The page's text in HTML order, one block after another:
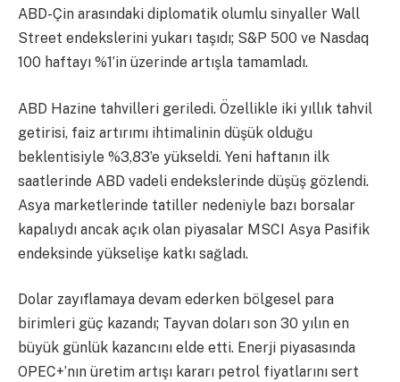
ABD-Çin arasındaki diplomatik olumlu sinyaller Wall
Street endekslerini yukarı taşıdı; S&P 500 ve Nasdaq
100 haftayı %1’in üzerinde artışla tamamladı.
ABD Hazine tahvilleri geriledi. Özellikle iki yıllık tahvil
getirisi, faiz artırımı ihtimalinin düşük olduğu
beklentisiyle %3,83’e yükseldi. Yeni haftanın ilk
saatlerinde ABD vadeli endekslerinde düşüş gözlendi.
Asya marketlerinde tatiller nedeniyle bazı borsalar
kapalıydı ancak açık olan piyasalar MSCI Asya Pasifik
endeksinde yükselişe katkı sağladı.
Dolar zayıflamaya devam ederken bölgesel para
birimleri güç kazandı; Tayvan doları son 30 yılın en
büyük günlük kazancını elde etti. Enerji piyasasında
OPEC+’nın üretim artışı kararı petrol fiyatlarını sert